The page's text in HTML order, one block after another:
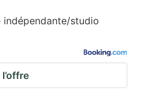
indépendante/studio